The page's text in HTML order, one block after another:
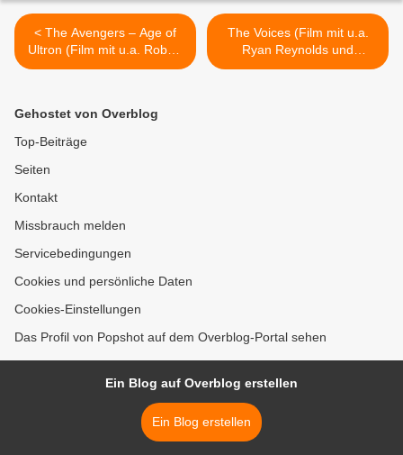
< The Avengers – Age of
Ultron (Film mit u.a. Robert
Downey jr. und Chris
The Voices (Film mit u.a.
Ryan Reynolds und
Gemma Arterton) >
Gehostet von Overblog
Top-Beiträge
Seiten
Kontakt
Missbrauch melden
Servicebedingungen
Cookies und persönliche Daten
Cookies-Einstellungen
Das Profil von Popshot auf dem Overblog-Portal sehen
Ein Blog auf Overblog erstellen
Ein Blog erstellen